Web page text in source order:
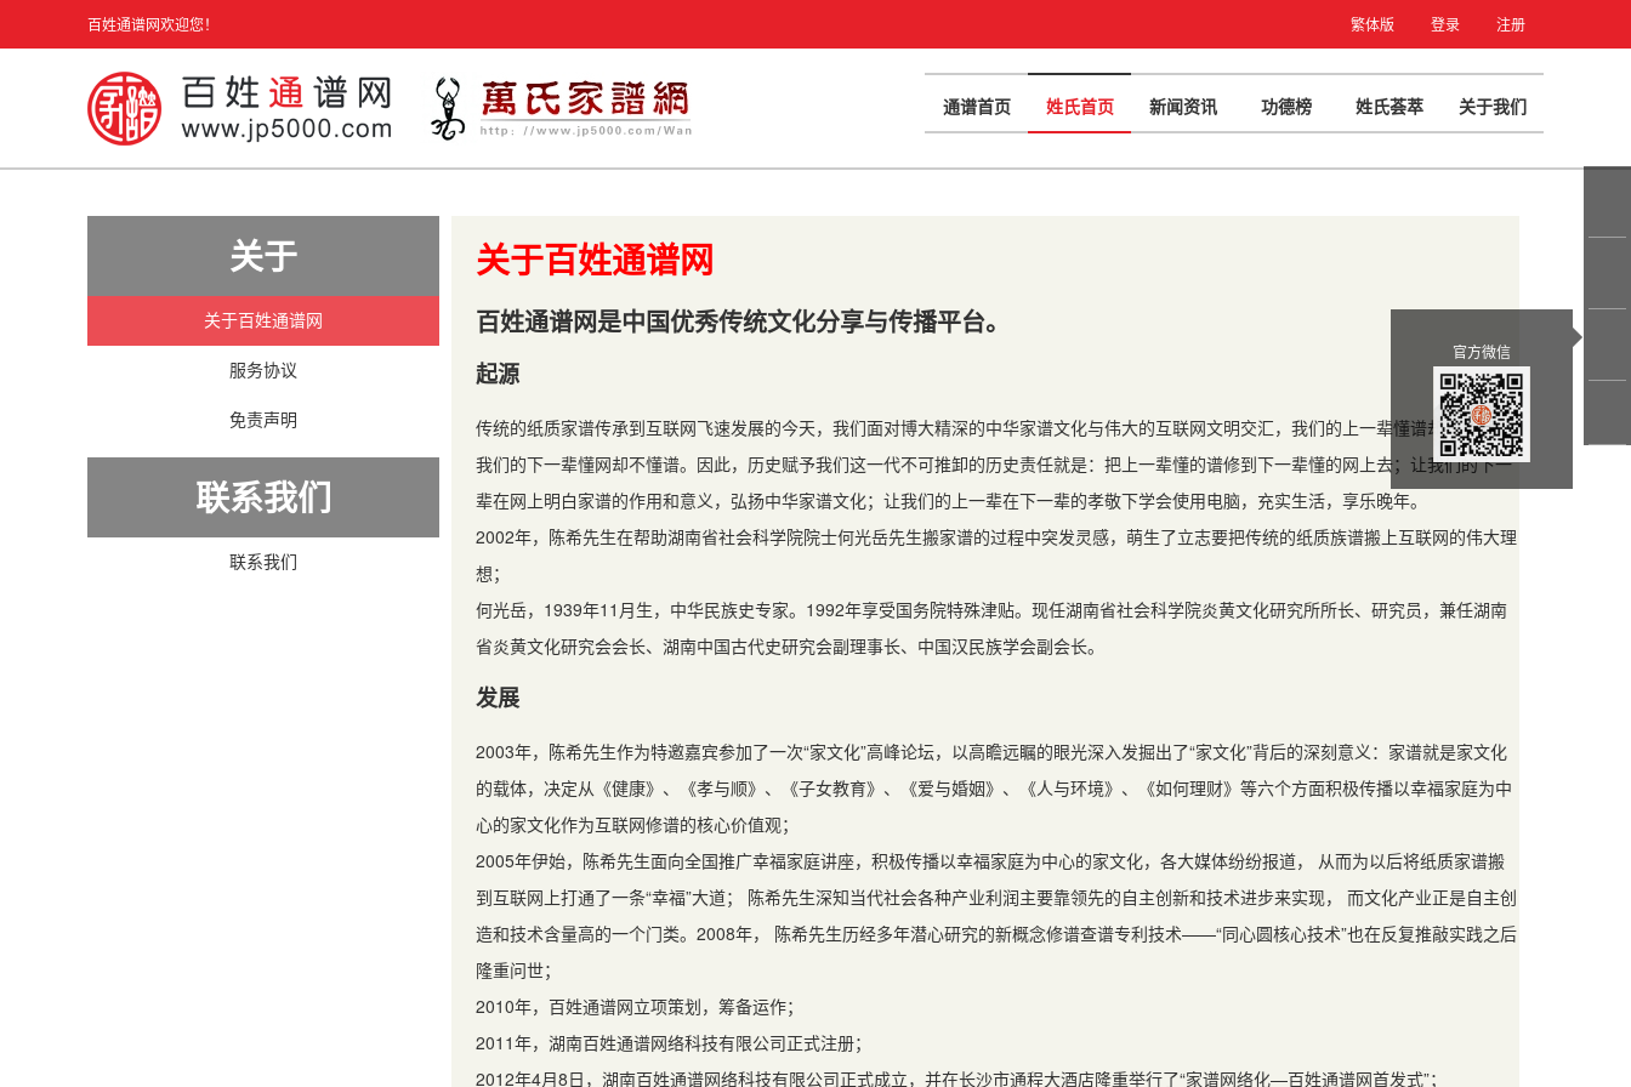
百姓通谱网欢迎您！ 繁体版 登录 注册
通谱首页 姓氏首页 新闻资讯 功德榜 姓氏荟萃 关于我们
关于
关于百姓通谱网
服务协议
免责声明
联系我们
联系我们
关于百姓通谱网
百姓通谱网是中国优秀传统文化分享与传播平台。
起源
传统的纸质家谱传承到互联网飞速发展的今天，我们面对博大精深的中华家谱文化与伟大的互联网文明交汇，我们的上一辈懂谱却不懂网，
我们的下一辈懂网却不懂谱。因此，历史赋予我们这一代不可推卸的历史责任就是：把上一辈懂的谱修到下一辈懂的网上去；让我们的下一
辈在网上明白家谱的作用和意义，弘扬中华家谱文化；让我们的上一辈在下一辈的孝敬下学会使用电脑，充实生活，享乐晚年。
2002年，陈希先生在帮助湖南省社会科学院院士何光岳先生搬家谱的过程中突发灵感，萌生了立志要把传统的纸质族谱搬上互联网的伟大理
想；
何光岳，1939年11月生，中华民族史专家。1992年享受国务院特殊津贴。现任湖南省社会科学院炎黄文化研究所所长、研究员，兼任湖南
省炎黄文化研究会会长、湖南中国古代史研究会副理事长、中国汉民族学会副会长。
发展
2003年，陈希先生作为特邀嘉宾参加了一次“家文化”高峰论坛，以高瞻远瞩的眼光深入发掘出了“家文化”背后的深刻意义：家谱就是家文化
的载体，决定从《健康》、《孝与顺》、《子女教育》、《爱与婚姻》、《人与环境》、《如何理财》等六个方面积极传播以幸福家庭为中
心的家文化作为互联网修谱的核心价值观；
2005年伊始，陈希先生面向全国推广幸福家庭讲座，积极传播以幸福家庭为中心的家文化，各大媒体纷纷报道， 从而为以后将纸质家谱搬
到互联网上打通了一条“幸福”大道； 陈希先生深知当代社会各种产业利润主要靠领先的自主创新和技术进步来实现， 而文化产业正是自主创
造和技术含量高的一个门类。2008年， 陈希先生历经多年潜心研究的新概念修谱查谱专利技术——“同心圆核心技术”也在反复推敲实践之后
隆重问世；
2010年，百姓通谱网立项策划，筹备运作；
2011年，湖南百姓通谱网络科技有限公司正式注册；
2012年4月8日，湖南百姓通谱网络科技有限公司正式成立，并在长沙市通程大酒店隆重举行了“家谱网络化—百姓通谱网首发式”；
官方微信